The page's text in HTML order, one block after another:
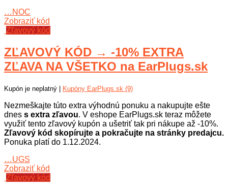
…NOC
Zobraziť kód
Zľavový kód
ZĽAVOVÝ KÓD → -10% EXTRA
ZĽAVA NA VŠETKO na EarPlugs.sk
Kupón je neplatný | Kupóny EarPlugs.sk (9)
Nezmeškajte túto extra výhodnú ponuku a nakupujte ešte
dnes s extra zľavou. V eshope EarPlugs.sk teraz môžete
využiť tento zľavový kupón a ušetriť tak pri nákupe až -10%.
Zľavový kód skopírujte a pokračujte na stránky predajcu.
Ponuka platí do 1.12.2024.
…UGS
Zobraziť kód
Zľavový kód